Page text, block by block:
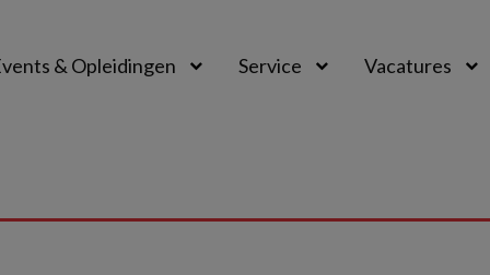
& Opleidingen Service Vacatures